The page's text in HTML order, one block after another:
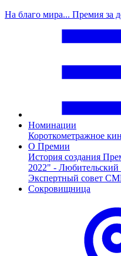
На благо мира... Премия за
Номинации
Короткометражное
О Премии
История создания
2022" - Любительский
Экспертный совет
Сокровищница